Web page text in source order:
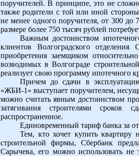
поручителей. В принципе, это не
также родители с той или иной
не менее одного поручителя, от 300
размере более 750 тысяч рублей
Важным достоинством
клиентов Волгоградского
приобретения заемщиком
возводимых в Волгограде
реализует свою программу ипотечного
Причем до сдачи в
«ЖБИ-1» выступает поручителем,
можно считать явным достоинством
затягивания строителями сроков
распространенное.
Единовременный тариф банка за
Тем, кто хочет купить
строительной фирмы, Сбербанк
Сарычева, его можно использовать не